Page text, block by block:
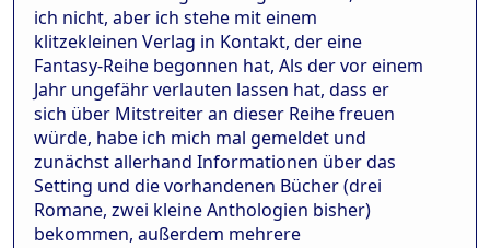
ich nicht, aber ich stehe mit einem
klitzekleinen Verlag in Kontakt, der eine
Fantasy-Reihe begonnen hat, Als der vor einem
Jahr ungefähr verlauten lassen hat, dass er
sich über Mitstreiter an dieser Reihe freuen
würde, habe ich mich mal gemeldet und
zunächst allerhand Informationen über das
Setting und die vorhandenen Bücher (drei
Romane, zwei kleine Anthologien bisher)
bekommen, außerdem mehrere